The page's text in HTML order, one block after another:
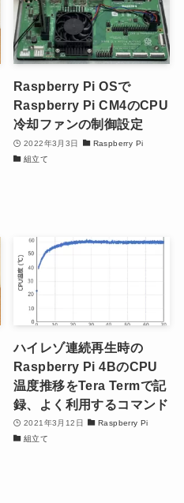
Raspberry Pi OSで
Raspberry Pi CM4のCPU
冷却ファンの制御設定
2022年3月3日
Raspberry Pi
組立て
ハイレゾ連続再生時の
Raspberry Pi 4BのCPU
温度推移をTera Termで記
録、よく利用するコマンド
2021年3月12日
Raspberry Pi
組立て